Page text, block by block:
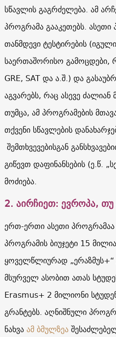
სწავლის გაგრძელება. ამ
პროგრამა გააკეთებს.
თანმდევი ტესტირების
საერთაშორისო გამოცდები,
GRE, SAT და ა.შ.) და
აგვარებს, რაც ასევე
თუმცა, ამ პროგრამების
თქვენი სწავლების
შემთხვევებისგან
გიწევთ დაფინანსების (ე.წ.
მოძიება.
2. აირჩიეთ: ევროპა, თუ
ერთ-ერთი ასეთი
პროგრამის ბიუჯეტი 15
ყოველწლიურად „ერაზმუს+“
მსურველ ასობით ათას
Erasmus+ 2 მილიონი
გრანტებს. აღნიშნული
ნახვაამ ბმულზეა